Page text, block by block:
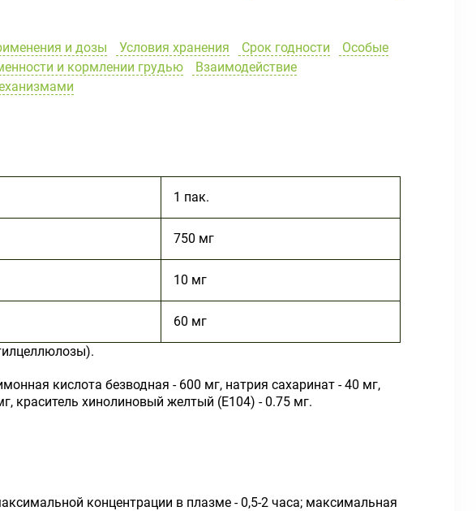
и дозы Условия хранения Срок годности
Особые
и кормлении грудью
Взаимодействие
1 пак.
750 мг
10 мг
60 мг
кислота безводная - 600 мг, натрия сахаринат - 40 мг,
краситель хинолиновый желтый (E104) - 0.75 мг.
концентрации в плазме - 0,5-2 часа; максимальная